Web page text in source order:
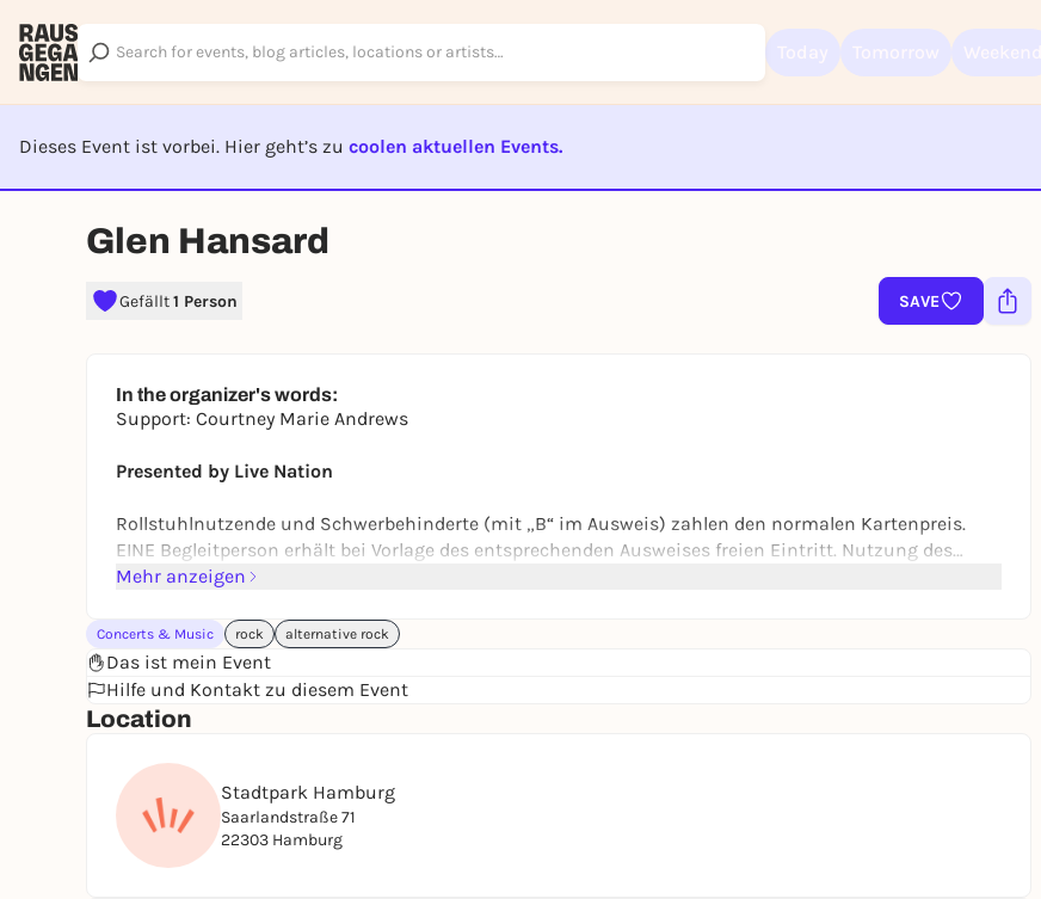
Dieses Event ist vorbei. Hier geht’s zu coolen aktuellen Events.
Glen Hansard
Gefällt1 Person SAVE
In the organizer's words:
Support: Courtney Marie Andrews
Presented by Live Nation
Rollstuhlnutzende und Schwerbehinderte (mit „B“ im Ausweis) zahlen den normalen Kartenpreis.
EINE Begleitperson erhält bei Vorlage des entsprechenden Ausweises freien Eintritt. Nutzung des
Rollipodestes nur mit einem als Rolliplatz gekennzeichneten Ticket.
zwischen 10-18 Uhr).
Mehr anzeigen
Concerts & Music rock alternative rock
Das ist mein Event
Hilfe und Kontakt zu diesem Event
Location
Stadtpark Hamburg
Saarlandstraße 71
22303 Hamburg
Log in now